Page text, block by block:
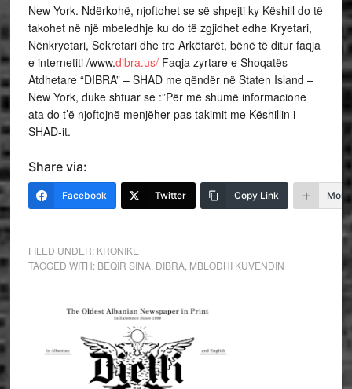
New York. Ndërkohë, njoftohet se së shpejti ky Këshill do të
takohet në një mbeledhje ku do të zgjidhet edhe Kryetari,
Nënkryetari, Sekretari dhe tre Arkëtarët, bënë të ditur faqja
e internetiti /www.dibra.us/Faqja zyrtare e Shoqatës
Atdhetare “DIBRA” – SHAD me qëndër në Staten Island –
New York, duke shtuar se :”Për më shumë informacione
ata do t’ë njoftojnë menjëher pas takimit me Këshillin i
SHAD-it.
Share via:
Facebook Twitter Copy Link More
FILED UNDER: KRONIKE
TAGGED WITH: BEQIR SINA, DIBRA, MBLODHI KUVENDIN